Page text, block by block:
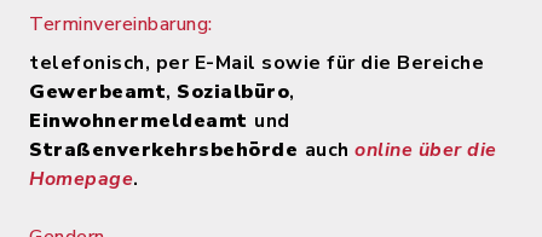
Terminvereinbarung:
telefonisch, per E-Mail sowie für die Bereiche
Gewerbeamt, Sozialbüro,
Einwohnermeldeamt und
Straßenverkehrsbehörde auch online über die
Homepage.